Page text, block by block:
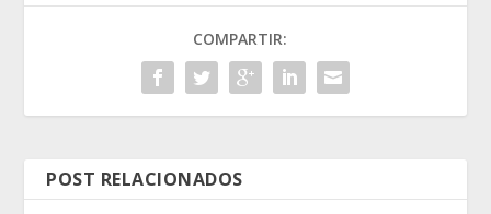
COMPARTIR:
POST RELACIONADOS